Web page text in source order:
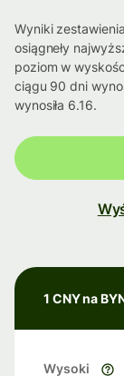
Wyniki
osiągneły
poziom w
ciągu 90 dni
wynosiła 6.16.
1 CNY na
Wysoki